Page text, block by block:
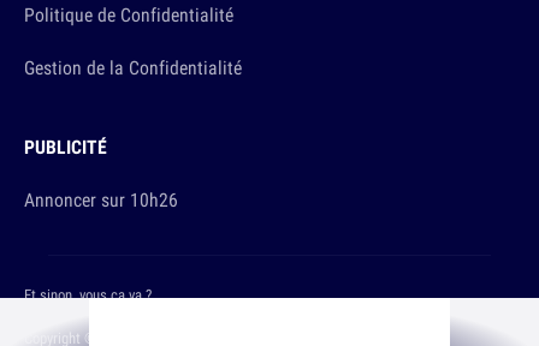
Politique de Confidentialité
Gestion de la Confidentialité
PUBLICITÉ
Annoncer sur 10h26
Copyright © 2026 The Original Publishing Studio
Et sinon, vous ça va ?